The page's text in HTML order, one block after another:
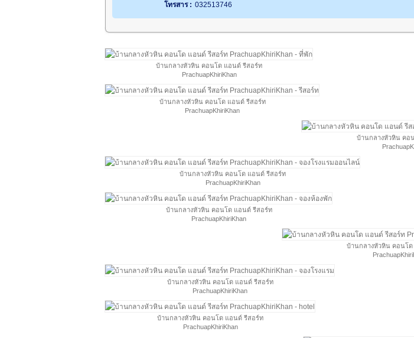
โทรสาร : 032513746
บ้านกลางหัวหิน คอนโด แอนด์ รีสอร์ท
PrachuapKhiriKhan
บ้านกลางหัวหิน คอนโด แอนด์ รีสอร์ท
PrachuapKhiriKhan
บ้านกลางหัวหิน คอ
บ้านกลางหัวหิน คอนโด แอนด์ รีสอร์ท
PrachuapKhiriKhan
บ้านกลางหัวหิน คอนโด แอนด์ รีสอร์ท
PrachuapKhiriKhan
บ้านกลางหัวหิน คอนโ
บ้านกลางหัวหิน คอนโด แอนด์ รีสอร์ท
PrachuapKhiriKhan
บ้านกลางหัวหิน คอนโด แอนด์ รีสอร์ท
PrachuapKhiriKhan